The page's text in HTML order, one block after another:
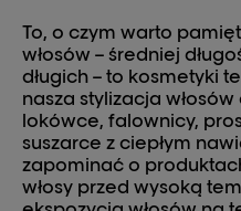
To, o czym warto
włosów – średniej
długich – to kosmetyki
nasza stylizacja
lokówce, falownicy,
suszarce z ciepłym
zapominać o
włosy przed wysoką